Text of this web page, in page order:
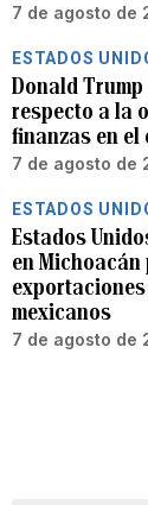
7 de agosto de
ESTADOS
Donald
respecto a la
finanzas en el
7 de agosto de
ESTADOS
Estados
en
mexicanos
7 de agosto de